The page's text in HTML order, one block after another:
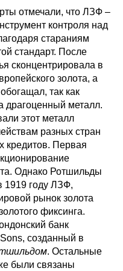
отмечали, что ЛЗФ –
контроля над
стараниям
стандарт. После
сконцентрировала в
золота, а
так как
драгоценный металл.
этот металл
разных стран
кредитов. Первая
Однако Ротшильды
1919 году ЛЗФ,
рынок золота
фиксинга.
банк
созданный в
. Остальные
были связаны